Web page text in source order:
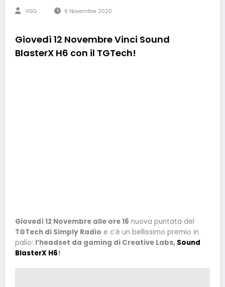
VGG 6 Novembre 2020
Giovedì 12 Novembre Vinci Sound
BlasterX H6 con il TGTech!
Giovedì 12 Novembre alle ore 16 nuova puntata del
TGTech di Simply Radio e c’è un bellissimo premio in
palio: l’headset da gaming di Creative Labs, Sound
BlasterX H6!